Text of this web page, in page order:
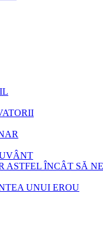
ASTFEL ÎNCÂT SĂ
UNUI EROU